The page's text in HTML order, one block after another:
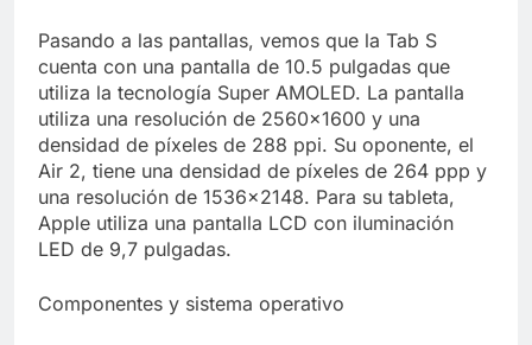
Pasando a las pantallas, vemos que la Tab S
cuenta con una pantalla de 10.5 pulgadas que
utiliza la tecnología Super AMOLED. La pantalla
utiliza una resolución de 2560×1600 y una
densidad de píxeles de 288 ppi. Su oponente, el
Air 2, tiene una densidad de píxeles de 264 ppp y
una resolución de 1536×2148. Para su tableta,
Apple utiliza una pantalla LCD con iluminación
LED de 9,7 pulgadas.
Componentes y sistema operativo